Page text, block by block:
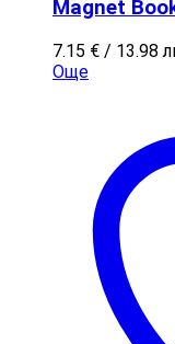
Magnet
7.15 € / 13.98
Още